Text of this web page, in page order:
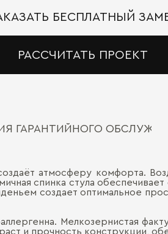
БЕСПЛАТНЫЙ
РАССЧИТАТЬ ПРОЕКТ
ГАРАНТИЙНОГО
атмосферу комфорта.
спинка стула обеспечивает
создает оптимальное
Мелкозернистая
и прочность конструкции,